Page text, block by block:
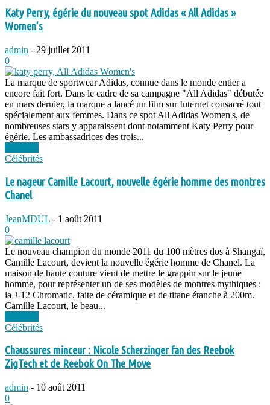
Katy Perry, égérie du nouveau spot Adidas « All Adidas »
Women’s
admin - 29 juillet 2011
0
La marque de sportwear Adidas, connue dans le monde entier a
encore fait fort. Dans le cadre de sa campagne "All Adidas" débutée
en mars dernier, la marque a lancé un film sur Internet consacré tout
spécialement aux femmes. Dans ce spot All Adidas Women's, de
nombreuses stars y apparaissent dont notamment Katy Perry pour
égérie. Les ambassadrices des trois...
Célébrités
Le nageur Camille Lacourt, nouvelle égérie homme des montres
Chanel
JeanMDUL - 1 août 2011
0
Le nouveau champion du monde 2011 du 100 mètres dos à Shangaï,
Camille Lacourt, devient la nouvelle égérie homme de Chanel. La
maison de haute couture vient de mettre le grappin sur le jeune
homme, pour représenter un de ses modèles de montres mythiques :
la J-12 Chromatic, faite de céramique et de titane étanche à 200m.
Camille Lacourt, le beau...
Célébrités
Chaussures minceur : Nicole Scherzinger fan des Reebok
ZigTech et de Reebok On The Move
admin - 10 août 2011
0